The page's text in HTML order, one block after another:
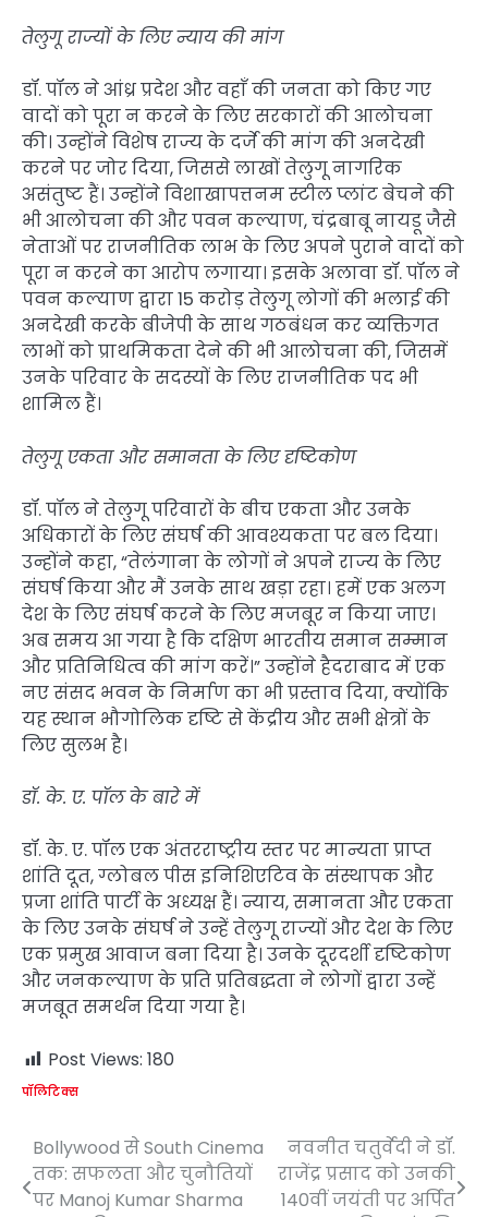
तेलुगू राज्यों के लिए न्याय की मांग
डॉ. पॉल ने आंध्र प्रदेश और वहाँ की जनता को किए गए
वादों को पूरा न करने के लिए सरकारों की आलोचना
की। उन्होंने विशेष राज्य के दर्जे की मांग की अनदेखी
करने पर जोर दिया, जिससे लाखों तेलुगू नागरिक
असंतुष्ट हैं। उन्होंने विशाखापत्तनम स्टील प्लांट बेचने की
भी आलोचना की और पवन कल्याण, चंद्रबाबू नायडू जैसे
नेताओं पर राजनीतिक लाभ के लिए अपने पुराने वादों को
पूरा न करने का आरोप लगाया। इसके अलावा डॉ. पॉल ने
पवन कल्याण द्वारा 15 करोड़ तेलुगू लोगों की भलाई की
अनदेखी करके बीजेपी के साथ गठबंधन कर व्यक्तिगत
लाभों को प्राथमिकता देने की भी आलोचना की, जिसमें
उनके परिवार के सदस्यों के लिए राजनीतिक पद भी
शामिल हैं।
तेलुगू एकता और समानता के लिए दृष्टिकोण
डॉ. पॉल ने तेलुगू परिवारों के बीच एकता और उनके
अधिकारों के लिए संघर्ष की आवश्यकता पर बल दिया।
उन्होंने कहा, “तेलंगाना के लोगों ने अपने राज्य के लिए
संघर्ष किया और मैं उनके साथ खड़ा रहा। हमें एक अलग
देश के लिए संघर्ष करने के लिए मजबूर न किया जाए।
अब समय आ गया है कि दक्षिण भारतीय समान सम्मान
और प्रतिनिधित्व की मांग करें।” उन्होंने हैदराबाद में एक
नए संसद भवन के निर्माण का भी प्रस्ताव दिया, क्योंकि
यह स्थान भौगोलिक दृष्टि से केंद्रीय और सभी क्षेत्रों के
लिए सुलभ है।
डॉ. के. ए. पॉल के बारे में
डॉ. के. ए. पॉल एक अंतरराष्ट्रीय स्तर पर मान्यता प्राप्त
शांति दूत, ग्लोबल पीस इनिशिएटिव के संस्थापक और
प्रजा शांति पार्टी के अध्यक्ष हैं। न्याय, समानता और एकता
के लिए उनके संघर्ष ने उन्हें तेलुगू राज्यों और देश के लिए
एक प्रमुख आवाज बना दिया है। उनके दूरदर्शी दृष्टिकोण
और जनकल्याण के प्रति प्रतिबद्धता ने लोगों द्वारा उन्हें
मजबूत समर्थन दिया गया है।
Post Views: 180
पॉलिटिक्स
Post
navigation
Bollywood से South Cinema
तक: सफलता और चुनौतियों
पर Manoj Kumar Sharma
नवनीत चतुर्वेदी ने डॉ.
राजेंद्र प्रसाद को उनकी
140वीं जयंती पर अर्पित